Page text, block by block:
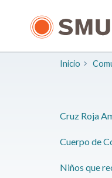
contenido
Inicio
Cruz Roja
Cuerpo de
Niños que